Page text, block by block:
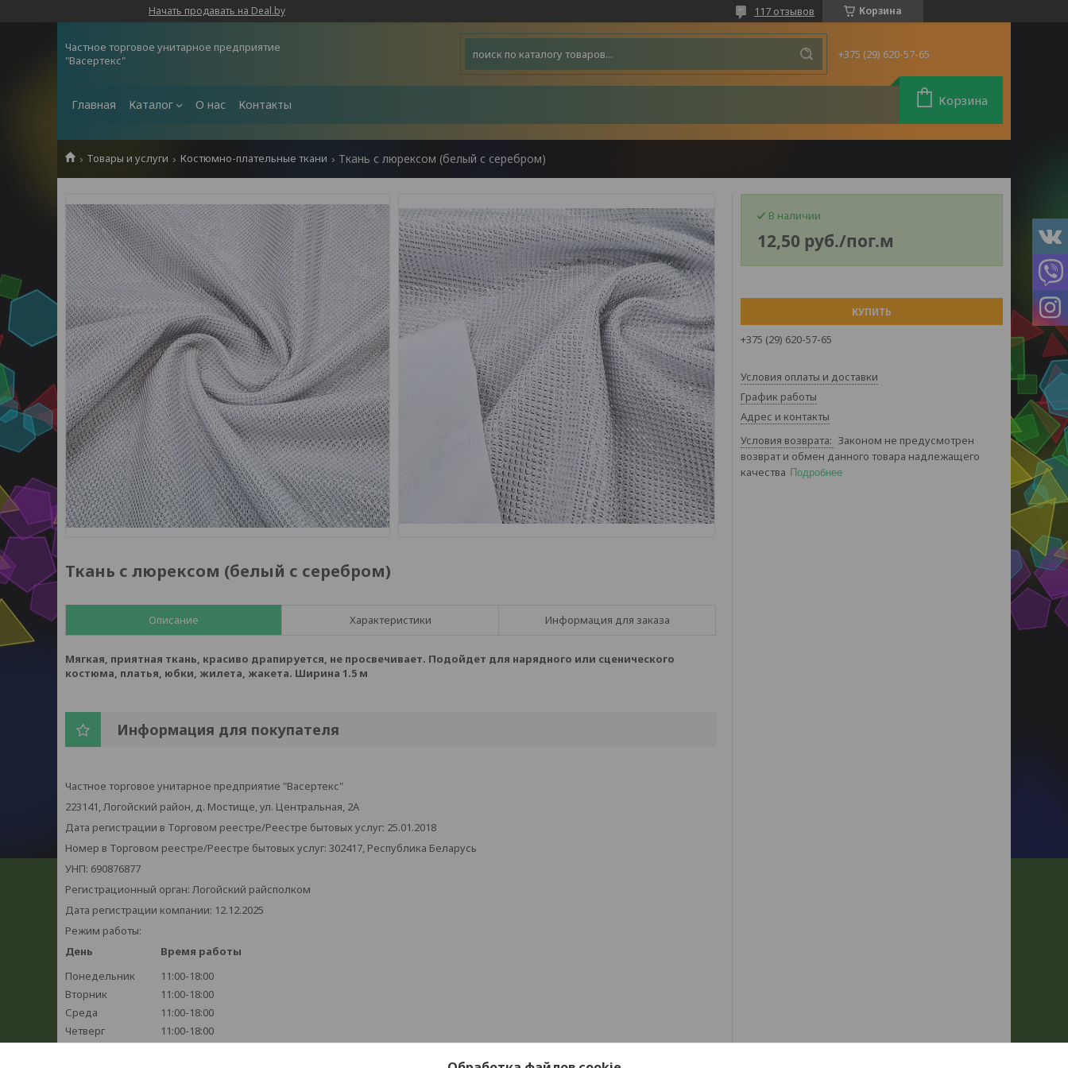
Начать продавать на Deal.by Корзина
117 отзывов
Частное торговое унитарное предприятие
"Васертекс"
+375 (29) 620-57-65
Главная Каталог О нас Контакты Корзина
Товары и услуги Костюмно-плательные ткани Ткань с люрексом (белый с серебром)
Ткань с люрексом (белый с серебром)
Описание Характеристики Информация для заказа
Мягкая, приятная ткань, красиво драпируется, не просвечивает. Подойдет для нарядного или сценического
костюма, платья, юбки, жилета, жакета. Ширина 1.5 м
Информация для покупателя
Частное торговое унитарное предприятие "Васертекс"
223141, Логойский район, д. Мостище, ул. Центральная, 2А
Дата регистрации в Торговом реестре/Реестре бытовых услуг: 25.01.2018
Номер в Торговом реестре/Реестре бытовых услуг: 302417, Республика Беларусь
УНП: 690876877
Регистрационный орган: Логойский райсполком
Дата регистрации компании: 12.12.2025
Режим работы:
День
Время работы
Понедельник
11:00-18:00
Вторник
11:00-18:00
Среда
11:00-18:00
Четверг
11:00-18:00
В наличии
12,50 руб./пог.м
КУПИТЬ
+375 (29) 620-57-65
Условия оплаты и доставки
График работы
Адрес и контакты
Законом не предусмотрен
возврат и обмен данного товара надлежащего
качества Подробнее